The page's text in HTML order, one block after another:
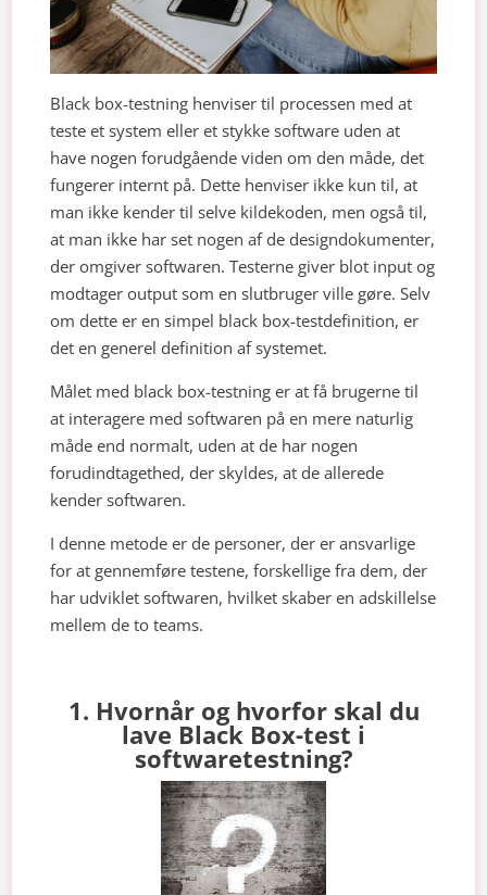
Black box-testning henviser til processen med at
teste et system eller et stykke software uden at
have nogen forudgående viden om den måde, det
fungerer internt på. Dette henviser ikke kun til, at
man ikke kender til selve kildekoden, men også til,
at man ikke har set nogen af de designdokumenter,
der omgiver softwaren. Testerne giver blot input og
modtager output som en slutbruger ville gøre. Selv
om dette er en simpel black box-testdefinition, er
det en generel definition af systemet.
Målet med black box-testning er at få brugerne til
at interagere med softwaren på en mere naturlig
måde end normalt, uden at de har nogen
forudindtagethed, der skyldes, at de allerede
kender softwaren.
I denne metode er de personer, der er ansvarlige
for at gennemføre testene, forskellige fra dem, der
har udviklet softwaren, hvilket skaber en adskillelse
mellem de to teams.
1. Hvornår og hvorfor skal du
lave Black Box-test i
softwaretestning?